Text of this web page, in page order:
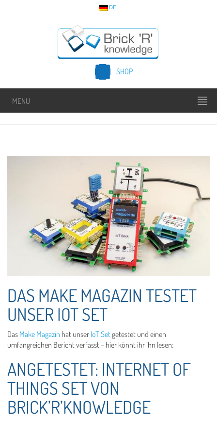
DE
SHOP
MENU
DAS MAKE MAGAZIN TESTET
UNSER IOT SET
Das Make Magazin hat unser IoT Setgetestet und einen
umfangreichen Bericht verfasst – hier könnt ihr ihn lesen:
ANGETESTET: INTERNET OF
THINGS SET VON
BRICK’R’KNOWLEDGE